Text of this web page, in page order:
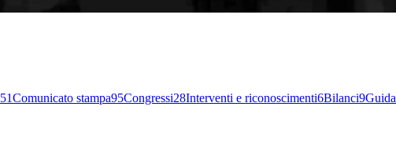
Comunicato stampa95Congressi28Interventi e riconoscimenti6Bilanci9Guida